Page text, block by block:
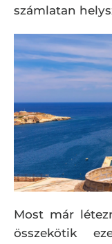
számlatan
Most már
összekötik